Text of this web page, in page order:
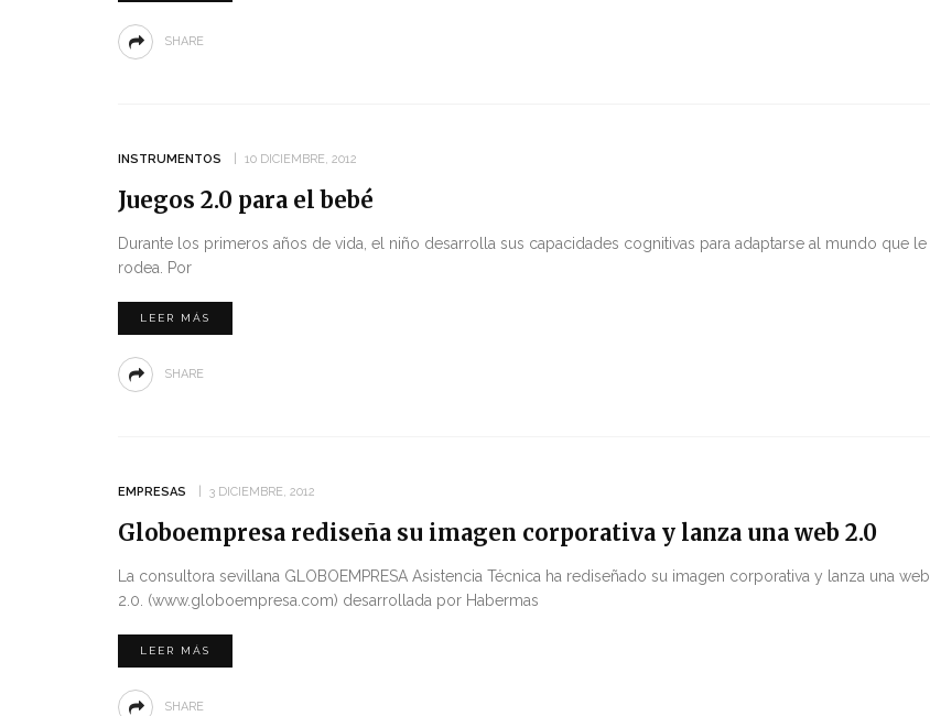
SHARE
INSTRUMENTOS 10 DICIEMBRE, 2012
Juegos 2.0 para el bebé
Durante los primeros años de vida, el niño desarrolla sus capacidades cognitivas para adaptarse al mundo que le
rodea. Por
LEER MÁS
SHARE
EMPRESAS 3 DICIEMBRE, 2012
Globoempresa rediseña su imagen corporativa y lanza una web 2.0
La consultora sevillana GLOBOEMPRESA Asistencia Técnica ha rediseñado su imagen corporativa y lanza una web
2.0. (www.globoempresa.com) desarrollada por Habermas
LEER MÁS
SHARE